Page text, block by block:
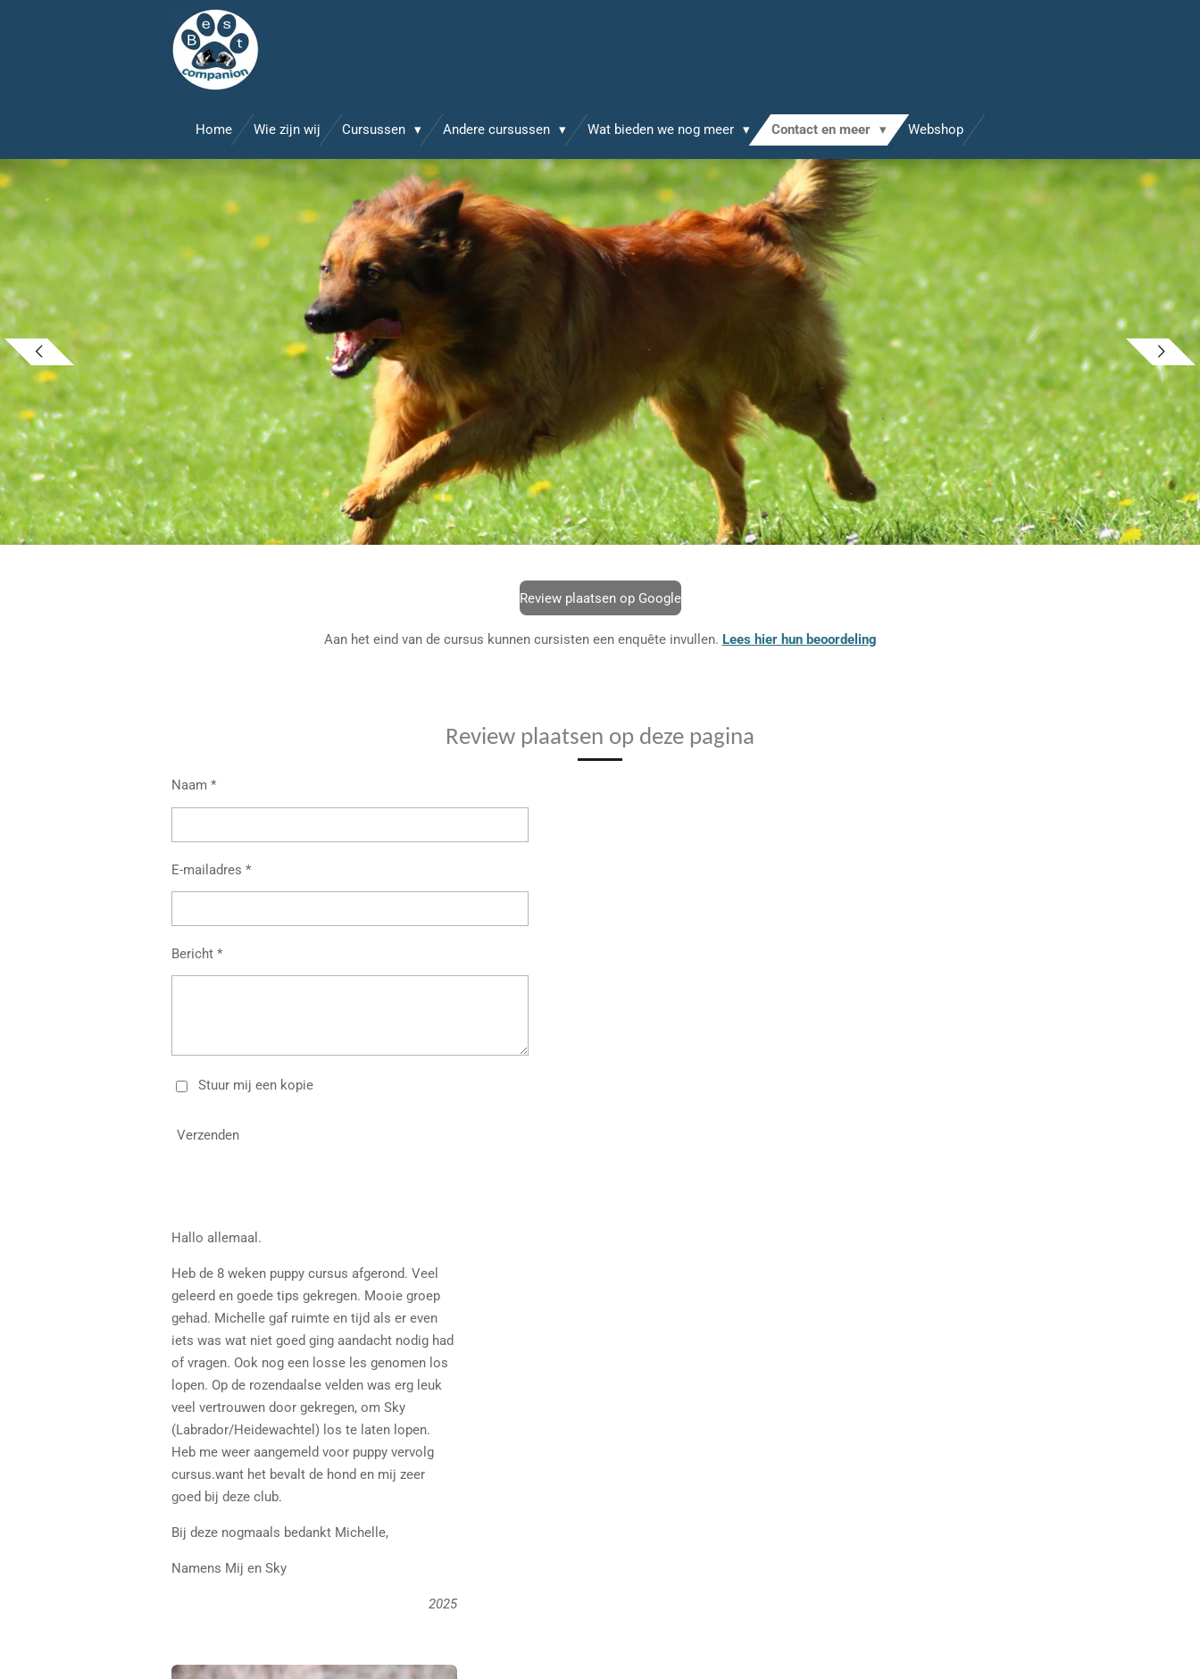
Home Wie zijn wij Cursussen Andere cursussen Wat bieden we nog meer Contact en meer Webshop
Review plaatsen op Google
Aan het eind van de cursus kunnen cursisten een enquête invullen. Lees hier hun beoordeling
Review plaatsen op deze pagina
Naam *
E-mailadres *
Bericht *
Stuur mij een kopie
Verzenden
Hallo allemaal.
Heb de 8 weken puppy cursus afgerond. Veel
geleerd en goede tips gekregen. Mooie groep
gehad. Michelle gaf ruimte en tijd als er even
iets was wat niet goed ging aandacht nodig had
of vragen. Ook nog een losse les genomen los
lopen. Op de rozendaalse velden was erg leuk
veel vertrouwen door gekregen, om Sky
(Labrador/Heidewachtel) los te laten lopen.
Heb me weer aangemeld voor puppy vervolg
cursus.want het bevalt de hond en mij zeer
goed bij deze club.
Bij deze nogmaals bedankt Michelle,
Namens Mij en Sky
2025